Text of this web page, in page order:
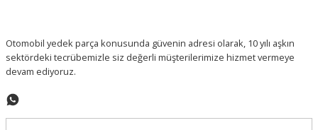
Otomobil yedek parça konusunda güvenin adresi olarak, 10 yılı aşkın
sektördeki tecrübemizle siz değerli müşterilerimize hizmet vermeye
devam ediyoruz.